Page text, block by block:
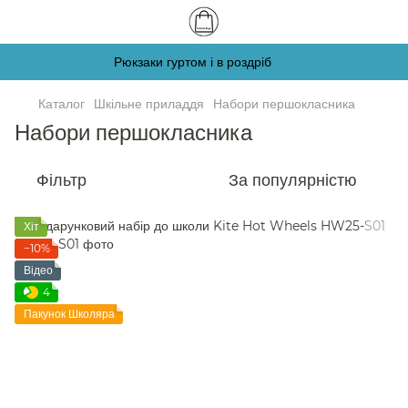
Рюкзаки гуртом і в роздріб
Каталог Шкільне приладдя Набори першокласника
Набори першокласника
Фільтр За популярністю
Хіт
−10%
Відео
4
Пакунок Школяра